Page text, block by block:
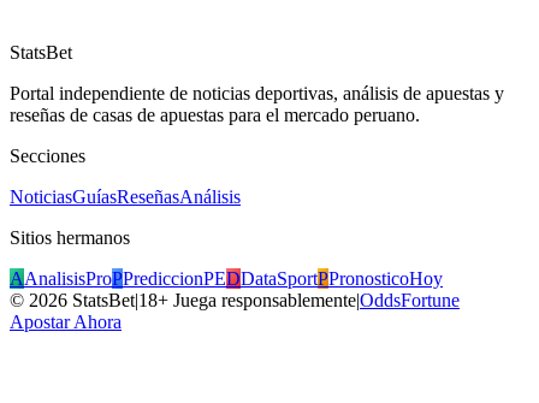
StatsBet
Portal independiente de noticias deportivas, análisis de apuestas y
reseñas de casas de apuestas para el mercado peruano.
Secciones
NoticiasGuíasReseñasAnálisis
Sitios hermanos
AAnalisisProPPrediccionPEDDataSportPPronosticoHoy
© 2026 StatsBet|18+ Juega responsablemente|OddsFortune
Apostar Ahora